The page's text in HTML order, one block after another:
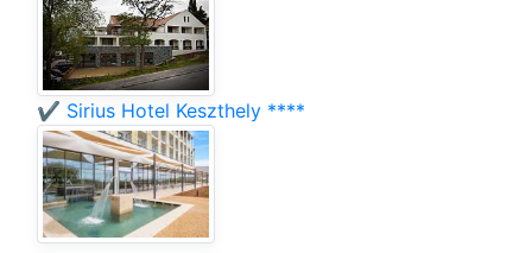
✔️ Sirius Hotel Keszthely ****